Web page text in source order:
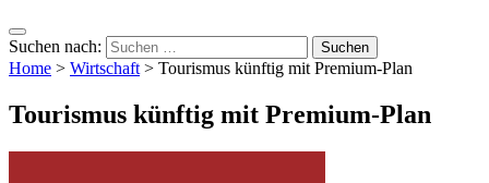
Suchen nach:
Home > Wirtschaft> Tourismus künftig mit Premium-Plan
Tourismus künftig mit Premium-Plan